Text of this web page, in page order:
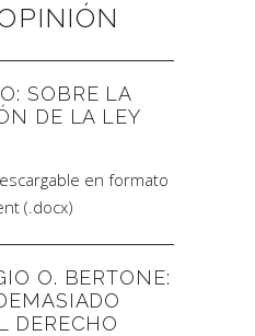
SOBRE LA
DE LA LEY
en formato
(.docx)
O. BERTONE:
DERECHO